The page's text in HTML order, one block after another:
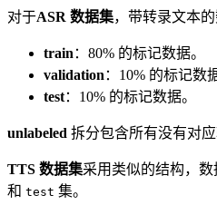
对于ASR 数据集，带转录文本
train ：80% 的标记数据。
validation ：10% 的标记数
test：10% 的标记数据。
unlabeled 拆分包含所有没有对应
TTS 数据集采用类似的结构，数
和 test 集。